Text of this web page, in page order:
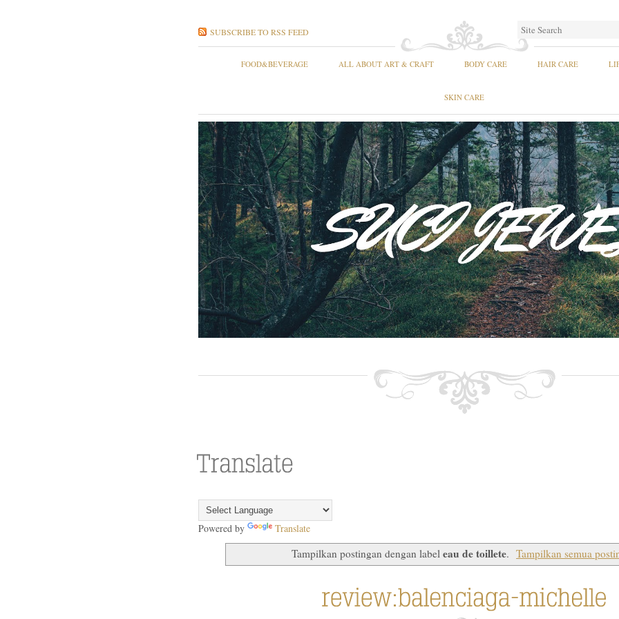
SUBSCRIBE TO RSS FEED
FOOD&BEVERAGE ALL ABOUT ART & CRAFT BODY CARE HAIR CARE
SKIN CARE
Powered by Translate
Tampilkan postingan dengan label eau de toillete. Tampilkan semua